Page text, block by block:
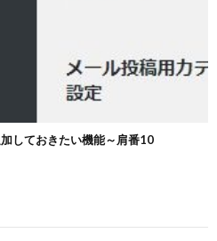
しておきたい機能～肩番10